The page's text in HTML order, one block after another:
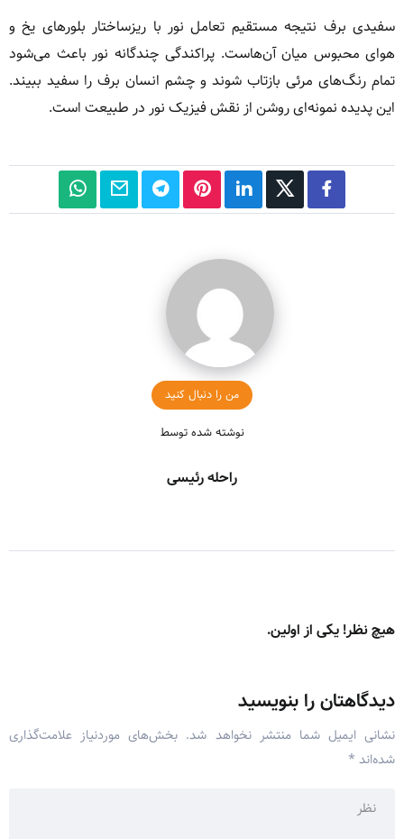
سفیدی برف نتیجه مستقیم تعامل نور با ریزساختار بلورهای یخ و
هوای محبوس میان آن‌هاست. پراکندگی چندگانه نور باعث می‌شود
تمام رنگ‌های مرئی بازتاب شوند و چشم انسان برف را سفید ببیند.
این پدیده نمونه‌ای روشن از نقش فیزیک نور در طبیعت است.
من را دنبال کنید
نوشته شده توسط
راحله رئیسی
هیچ نظر! یکی از اولین.
دیدگاهتان را بنویسید
نشانی ایمیل شما منتشر نخواهد شد. بخش‌های موردنیاز علامت‌گذاری
شده‌اند *